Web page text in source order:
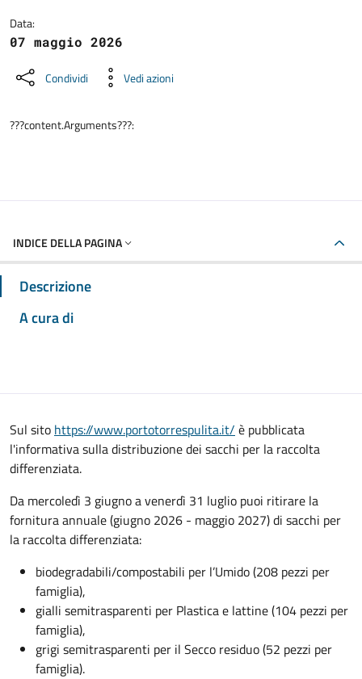
Data:
07 maggio 2026
Condividi Vedi azioni
???content.Arguments???:
INDICE DELLA PAGINA
Descrizione
A cura di
Sul sito https://www.portotorrespulita.it/ è pubblicata
l'informativa sulla distribuzione dei sacchi per la raccolta
differenziata.
Da mercoledì 3 giugno a venerdì 31 luglio puoi ritirare la
fornitura annuale (giugno 2026 - maggio 2027) di sacchi per
la raccolta differenziata:
biodegradabili/compostabili per l’Umido (208 pezzi per
famiglia),
gialli semitrasparenti per Plastica e lattine (104 pezzi per
famiglia),
grigi semitrasparenti per il Secco residuo (52 pezzi per
famiglia).